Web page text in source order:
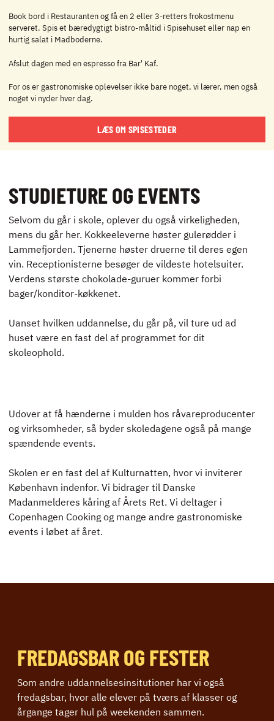
Book bord i Restauranten og få en 2 eller 3-retters frokostmenu
serveret. Spis et bæredygtigt bistro-måltid i Spisehuset eller nap en
hurtig salat i Madboderne.
Afslut dagen med en espresso fra Bar' Kaf.
For os er gastronomiske oplevelser ikke bare noget, vi lærer, men også
noget vi nyder hver dag.
LÆS OM SPISESTEDER
STUDIETURE OG EVENTS
Selvom du går i skole, oplever du også virkeligheden,
mens du går her. Kokkeeleverne høster gulerødder i
Lammefjorden. Tjenerne høster druerne til deres egen
vin. Receptionisterne besøger de vildeste hotelsuiter.
Verdens største chokolade-guruer kommer forbi
bager/konditor-køkkenet.
Uanset hvilken uddannelse, du går på, vil ture ud ad
huset være en fast del af programmet for dit
skoleophold.
Udover at få hænderne i mulden hos råvareproducenter
og virksomheder, så byder skoledagene også på mange
spændende events.
Skolen er en fast del af Kulturnatten, hvor vi inviterer
København indenfor. Vi bidrager til Danske
Madanmelderes kåring af Årets Ret. Vi deltager i
Copenhagen Cooking og mange andre gastronomiske
events i løbet af året.
FREDAGSBAR OG FESTER
Som andre uddannelsesinsitutioner har vi også
fredagsbar, hvor alle elever på tværs af klasser og
årgange tager hul på weekenden sammen.